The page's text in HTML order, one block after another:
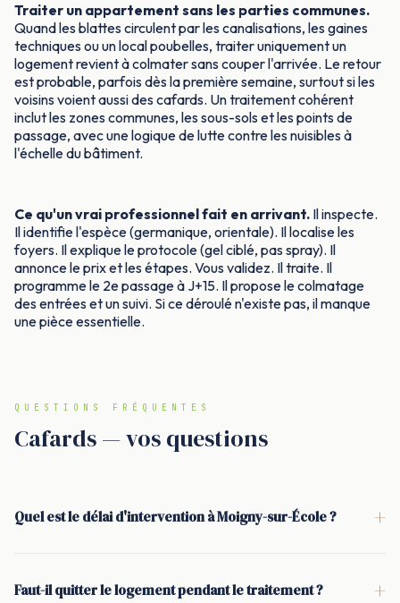
Traiter un appartement sans les parties communes.
Quand les blattes circulent par les canalisations, les gaines
techniques ou un local poubelles, traiter uniquement un
logement revient à colmater sans couper l'arrivée. Le retour
est probable, parfois dès la première semaine, surtout si les
voisins voient aussi des cafards. Un traitement cohérent
inclut les zones communes, les sous-sols et les points de
passage, avec une logique de lutte contre les nuisibles à
l'échelle du bâtiment.
Ce qu'un vrai professionnel fait en arrivant. Il inspecte.
Il identifie l'espèce (germanique, orientale). Il localise les
foyers. Il explique le protocole (gel ciblé, pas spray). Il
annonce le prix et les étapes. Vous validez. Il traite. Il
programme le 2e passage à J+15. Il propose le colmatage
des entrées et un suivi. Si ce déroulé n'existe pas, il manque
une pièce essentielle.
QUESTIONS FRÉQUENTES
Cafards — vos questions
Quel est le délai d'intervention à Moigny-sur-École ? +
commerciale, présence répétée de cafards en cuisine), une
Faut-il quitter le logement pendant le traitement ? +